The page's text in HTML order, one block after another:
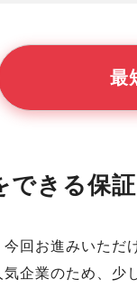
最
できる保
回お進みいただ
気企業のため、少